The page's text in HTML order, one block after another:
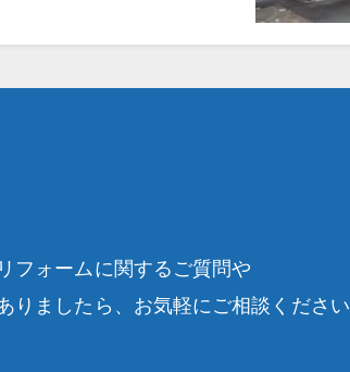
フォームに関するご質問や
りましたら、お気軽にご相談ください